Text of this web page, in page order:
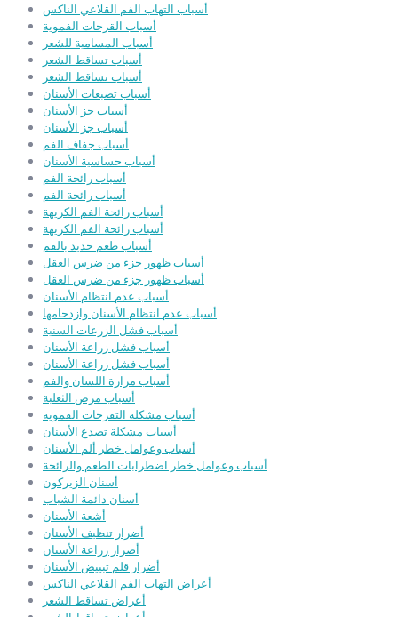
أسباب التهاب الفم القلاعي الناكس
أسباب القرحات الفموية
أسباب المسامية للشعر
أسباب تساقط الشعر
أسباب تساقط الشعر
أسباب تصبغات الأسنان
أسباب جز الأسنان
أسباب جز الأسنان
أسباب جفاف الفم
أسباب حساسية الأسنان
أسباب رائحة الفم
أسباب رائحة الفم
أسباب رائحة الفم الكريهة
أسباب رائحة الفم الكريهة
أسباب طعم حديد بالفم
أسباب ظهور جزء من ضرس العقل
أسباب ظهور جزء من ضرس العقل
أسباب عدم انتظام الأسنان
أسباب عدم انتظام الأسنان وازدحامها
أسباب فشل الزرعات السنية
أسباب فشل زراعة الأسنان
أسباب فشل زراعة الأسنان
أسباب مرارة اللسان والفم
أسباب مرض الثعلبة
أسباب مشكلة التقرحات الفموية
أسباب مشكلة تصدع الأسنان
أسباب وعوامل خطر ألم الأسنان
أسباب وعوامل خطر اضطرابات الطعم والرائحة
أسنان الزيركون
أسنان دائمة الشباب
أشعة الأسنان
أضرار تنظيف الأسنان
أضرار زراعة الأسنان
أضرار قلم تبييض الأسنان
أعراض التهاب الفم القلاعي الناكس
أعراض تساقط الشعر